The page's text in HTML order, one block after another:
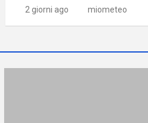
2 giorni ago miometeo